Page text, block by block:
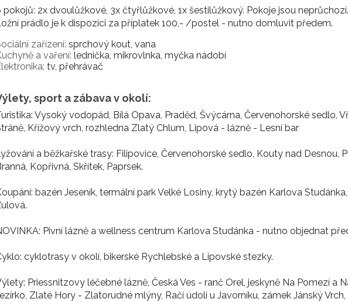
pokojů: 2x dvoulůžkové, 3x čtyřlůžkové, 1x šestilůžkový. Pokoje jsou neprůchozí.
prádlo je k dispozici za příplatek 100,- /postel - nutno domluvit předem.
zařízení: sprchový kout, vana
a vaření: lednička, mikrovlnka, myčka nádobí
tv, přehrávač
sport a zábava v okolí:
Vysoký vodopád, Bílá Opava, Praděd, Švýcárna, Červenohorské sedlo,
Křížový vrch, rozhledna Zlatý Chlum, Lipová - lázně - Lesní bar
a běžkařské trasy: Filipovice, Červenohorské sedlo, Kouty nad Desnou,
Kopřivná, Skřítek, Paprsek.
bazén Jeseník, termální park Velké Losiny, krytý bazén Karlova
Pivní lázně a wellness centrum Karlova Studánka - nutno objednat
cyklotrasy v okolí, bikerské Rychlebské a Lipovské stezky.
Priessnitzovy léčebné lázně, Česká Ves - ranč Orel, jeskyně Na Pomezí a
Zlaté Hory - Zlatorudné mlýny, Račí údolí u Javorníku, zámek Jánský